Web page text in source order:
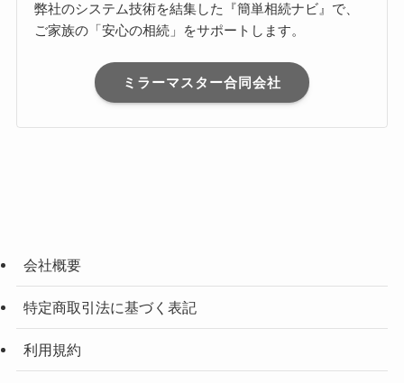
弊社のシステム技術を結集した『簡単相続ナビ』で、
ご家族の「安心の相続」をサポートします。
ミラーマスター合同会社
会社概要
特定商取引法に基づく表記
利用規約